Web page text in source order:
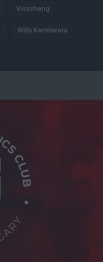
Visszhang
Willy Kambwala